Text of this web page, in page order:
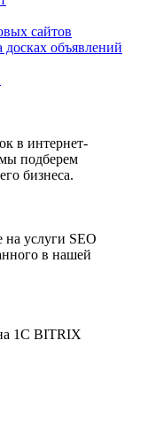
сайтов
объявлений
в интернет-
подберем
бизнеса.
услуги SEO
в нашей
1C BITRIX